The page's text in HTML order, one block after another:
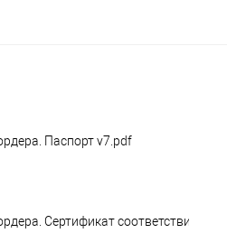
Паспорт v7.pdf
Сертификат соответствия